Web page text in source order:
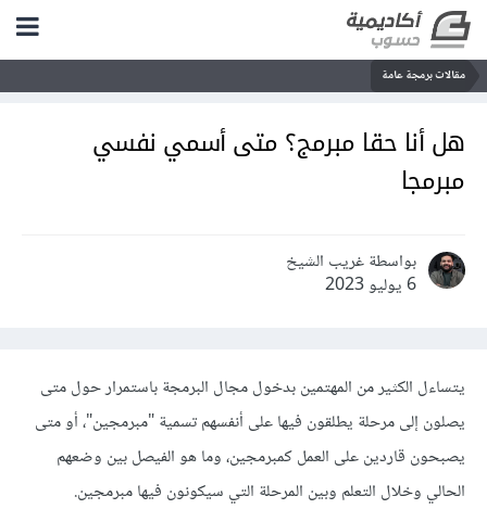
مقالات برمجة عامة
هل أنا حقا مبرمج؟ متى أسمي نفسي
مبرمجا
بواسطة غريب الشيخ
6 يوليو 2023
يتساءل الكثير من المهتمين بدخول مجال البرمجة باستمرار حول متى
يصلون إلى مرحلة يطلقون فيها على أنفسهم تسمية "مبرمجين"، أو متى
يصبحون قاردين على العمل كمبرمجين، وما هو الفيصل بين وضعهم
الحالي وخلال التعلم وبين المرحلة التي سيكونون فيها مبرمجين.